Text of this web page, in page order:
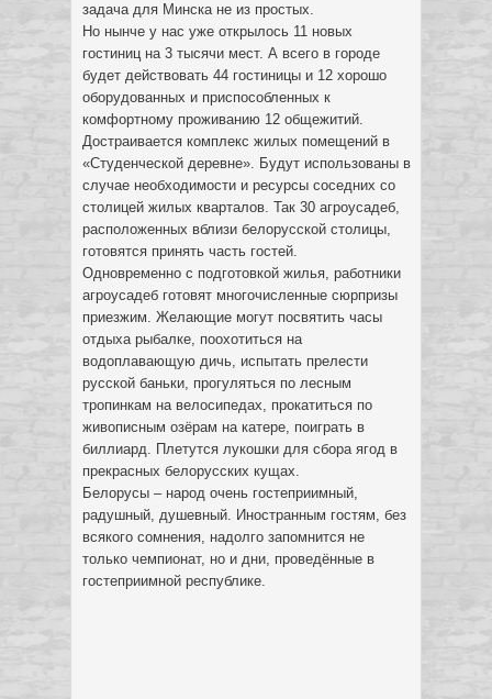
задача для Минска не из простых.
Но нынче у нас уже открылось 11 новых
гостиниц на 3 тысячи мест. А всего в городе
будет действовать 44 гостиницы и 12 хорошо
оборудованных и приспособленных к
комфортному проживанию 12 общежитий.
Достраивается комплекс жилых помещений в
«Студенческой деревне». Будут использованы в
случае необходимости и ресурсы соседних со
столицей жилых кварталов. Так 30 агроусадеб,
расположенных вблизи белорусской столицы,
готовятся принять часть гостей.
Одновременно с подготовкой жилья, работники
агроусадеб готовят многочисленные сюрпризы
приезжим. Желающие могут посвятить часы
отдыха рыбалке, поохотиться на
водоплавающую дичь, испытать прелести
русской баньки, прогуляться по лесным
тропинкам на велосипедах, прокатиться по
живописным озёрам на катере, поиграть в
биллиард. Плетутся лукошки для сбора ягод в
прекрасных белорусских кущах.
Белорусы – народ очень гостеприимный,
радушный, душевный. Иностранным гостям, без
всякого сомнения, надолго запомнится не
только чемпионат, но и дни, проведённые в
гостеприимной республике.